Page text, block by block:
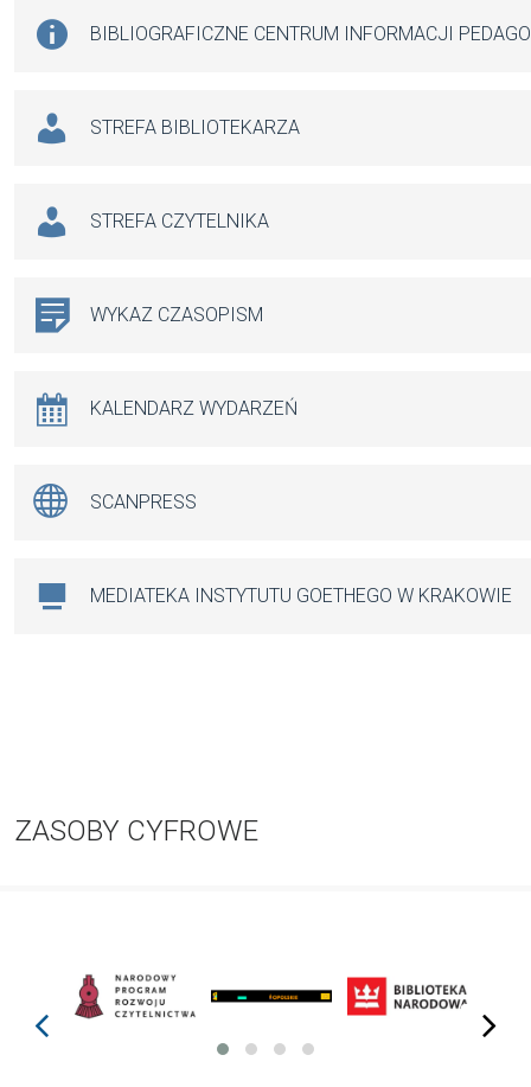
BIBLIOGRAFICZNE CENTRUM INFORMACJI
STREFA BIBLIOTEKARZA
STREFA CZYTELNIKA
WYKAZ CZASOPISM
KALENDARZ WYDARZEŃ
SCANPRESS
MEDIATEKA INSTYTUTU GOETHEGO W KRAKOWIE
ZASOBY CYFROWE
prev next